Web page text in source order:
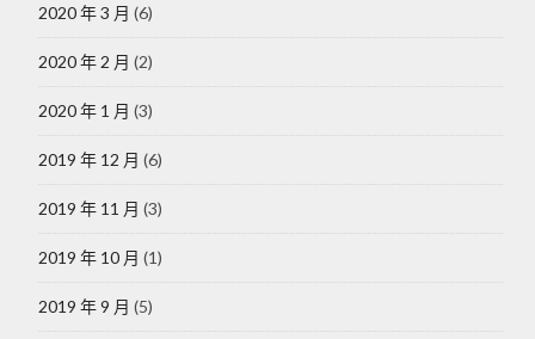
2020 年 3 月 (6)
2020 年 2 月 (2)
2020 年 1 月 (3)
2019 年 12 月 (6)
2019 年 11 月 (3)
2019 年 10 月 (1)
2019 年 9 月 (5)